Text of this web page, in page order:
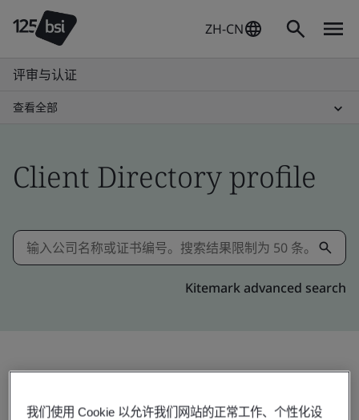
ZH-CN
评审与认证
查看全部
Client Directory profile
Kitemark advanced search
我们使用 Cookie 以允许我们网站的正常工作、个性化设